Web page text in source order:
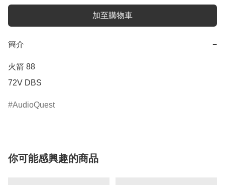
加至購物車
簡介 −
火箭 88
72V DBS
AudioQuest
你可能感興趣的商品